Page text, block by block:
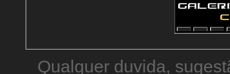
Qualquer duvida,